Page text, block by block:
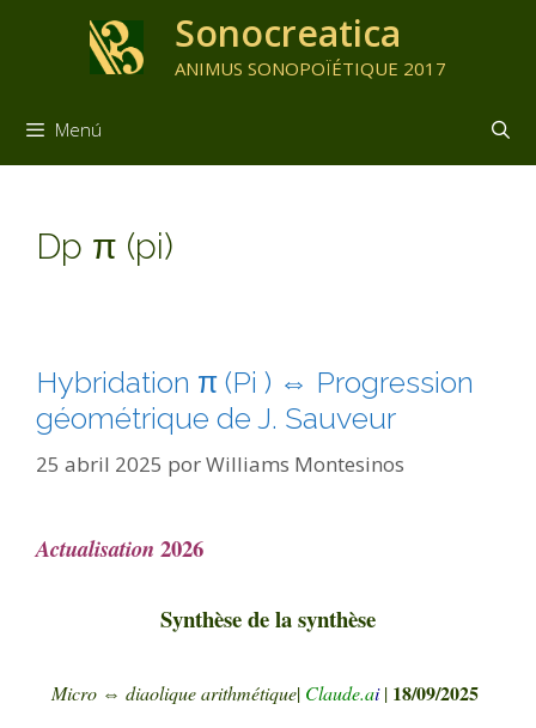
Sonocreatica
ANIMUS SONOPOÏÉTIQUE 2017
Menú
Dp π (pi)
Hybridation π (Pi ) ⇔ Progression
géométrique de J. Sauveur
25 abril 2025 porWilliams Montesinos
Actualisation 2026
Synthèse de la synthèse
Micro ⇔ diaolique arithmétique| Claude.ai | 18/09/2025